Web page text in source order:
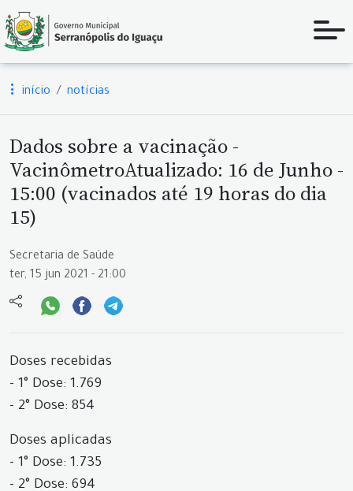
início notícias
Dados sobre a vacinação -
VacinômetroAtualizado: 16 de Junho -
15:00 (vacinados até 19 horas do dia
15)
Secretaria de Saúde
ter, 15 jun 2021 - 21:00
Doses recebidas
- 1° Dose: 1.769
- 2° Dose: 854
Doses aplicadas
- 1° Dose: 1.735
- 2° Dose: 694